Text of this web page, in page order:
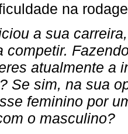
na
a sua
competir.
atualmente a
Se sim, na sua
feminino por
o masculino?